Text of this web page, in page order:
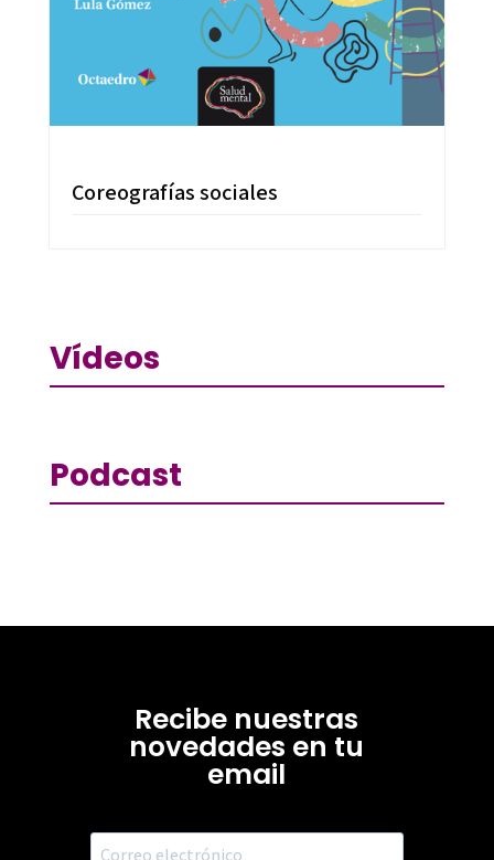
Coreografías sociales
Vídeos
Podcast
Recibe nuestras
novedades en tu
email